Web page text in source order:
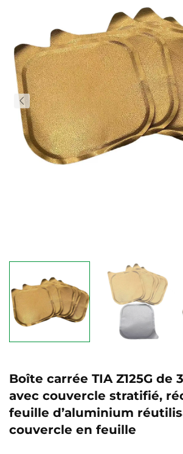
Boîte carrée TIA Z125G de
avec couvercle stratifié,
feuille d’aluminium
couvercle en feuille